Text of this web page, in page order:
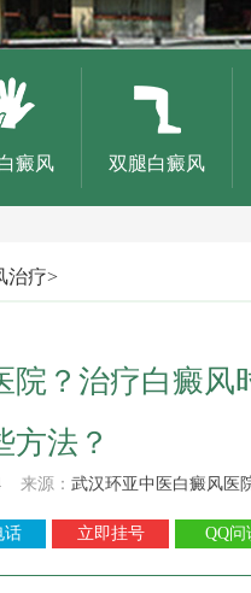
癜风 双腿白癜风
治疗>
院？治疗白癜风
方法？
来源： 武汉环亚中医白癜风医
话 立即挂号 QQ问